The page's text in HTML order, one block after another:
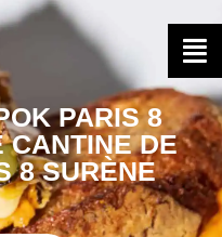
PARIS 8
CANTINE DE
8 SURÈNE